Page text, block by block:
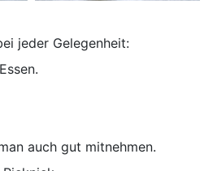
jeder Gelegenheit:
auch gut mitnehmen.